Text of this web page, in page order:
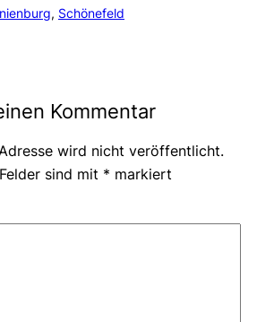
, Schönefeld
Kommentar
wird nicht veröffentlicht.
sind mit * markiert